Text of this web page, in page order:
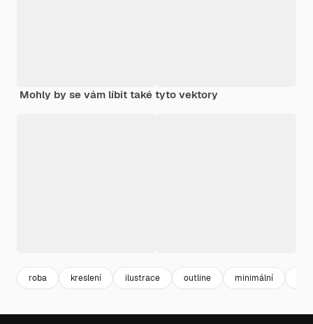
Mohly by se vám líbit také tyto vektory
roba kreslení ilustrace outline minimální